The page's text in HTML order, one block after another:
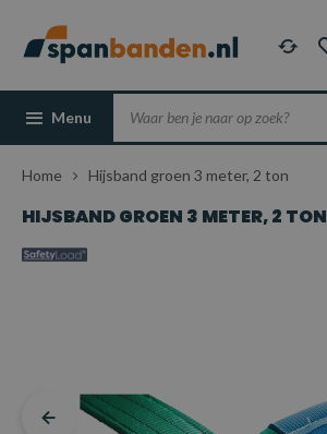
Menu
Home Hijsband groen 3 meter, 2 ton
HIJSBAND GROEN 3 METER, 2 TON